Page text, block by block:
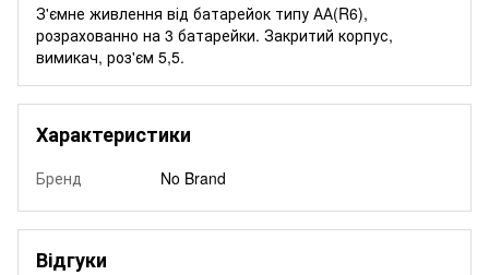
З'ємне живлення від батарейок типу АА(R6),
розрахованно на 3 батарейки. Закритий корпус,
вимикач, роз'єм 5,5.
Характеристики
Бренд No Brand
Відгуки